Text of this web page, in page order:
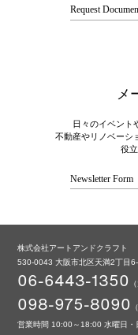
Request
メ
日々のイベント
不動産やリノベーシ
役
Newsletter Form
株式会社アートアンドクラフト
530-0043 大阪市北区天満2丁目
06-6443-1350
098-975-8090
営業時間 10:00～18:00 水曜日・